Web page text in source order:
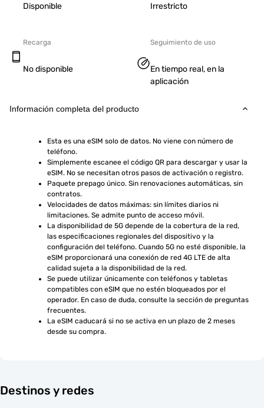
Disponible Irrestricto
Recarga
No disponible
Seguimiento de uso
En tiempo real, en la
aplicación
Información completa del producto
Esta es una eSIM solo de datos. No viene con número de
teléfono.
Simplemente escanee el código QR para descargar y usar la
eSIM. No se necesitan otros pasos de activación o registro.
Paquete prepago único. Sin renovaciones automáticas, sin
contratos.
Velocidades de datos máximas: sin límites diarios ni
limitaciones. Se admite punto de acceso móvil.
La disponibilidad de 5G depende de la cobertura de la red,
las especificaciones regionales del dispositivo y la
configuración del teléfono. Cuando 5G no esté disponible, la
eSIM proporcionará una conexión de red 4G LTE de alta
calidad sujeta a la disponibilidad de la red.
Se puede utilizar únicamente con teléfonos y tabletas
compatibles con eSIM que no estén bloqueados por el
operador. En caso de duda, consulte la sección de preguntas
frecuentes.
La eSIM caducará si no se activa en un plazo de 2 meses
desde su compra.
Destinos y redes